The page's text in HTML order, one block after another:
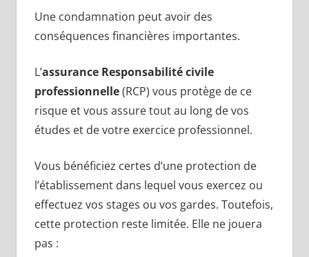
Une condamnation peut avoir des
conséquences financières importantes.
L’assurance Responsabilité civile
professionnelle(RCP) vous protège de ce
risque et vous assure tout au long de vos
études et de votre exercice professionnel.
Vous bénéficiez certes d’une protection de
l’établissement dans lequel vous exercez ou
effectuez vos stages ou vos gardes. Toutefois,
cette protection reste limitée. Elle ne jouera
pas :